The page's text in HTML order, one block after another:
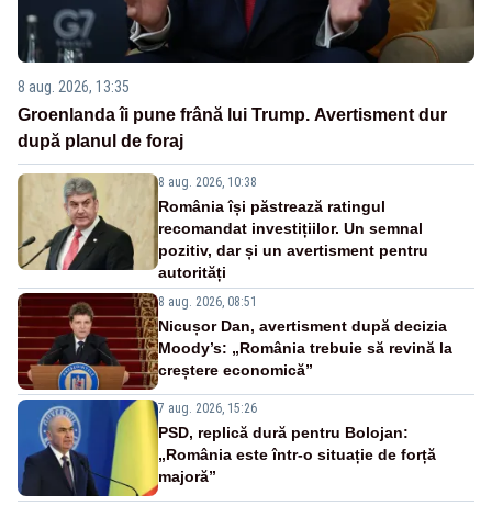
8 aug. 2026, 13:35
Groenlanda îi pune frână lui Trump. Avertisment dur
după planul de foraj
8 aug. 2026, 10:38
România își păstrează ratingul
recomandat investițiilor. Un semnal
pozitiv, dar și un avertisment pentru
autorități
8 aug. 2026, 08:51
Nicușor Dan, avertisment după decizia
Moody’s: „România trebuie să revină la
creștere economică”
7 aug. 2026, 15:26
PSD, replică dură pentru Bolojan:
„România este într-o situație de forță
majoră”